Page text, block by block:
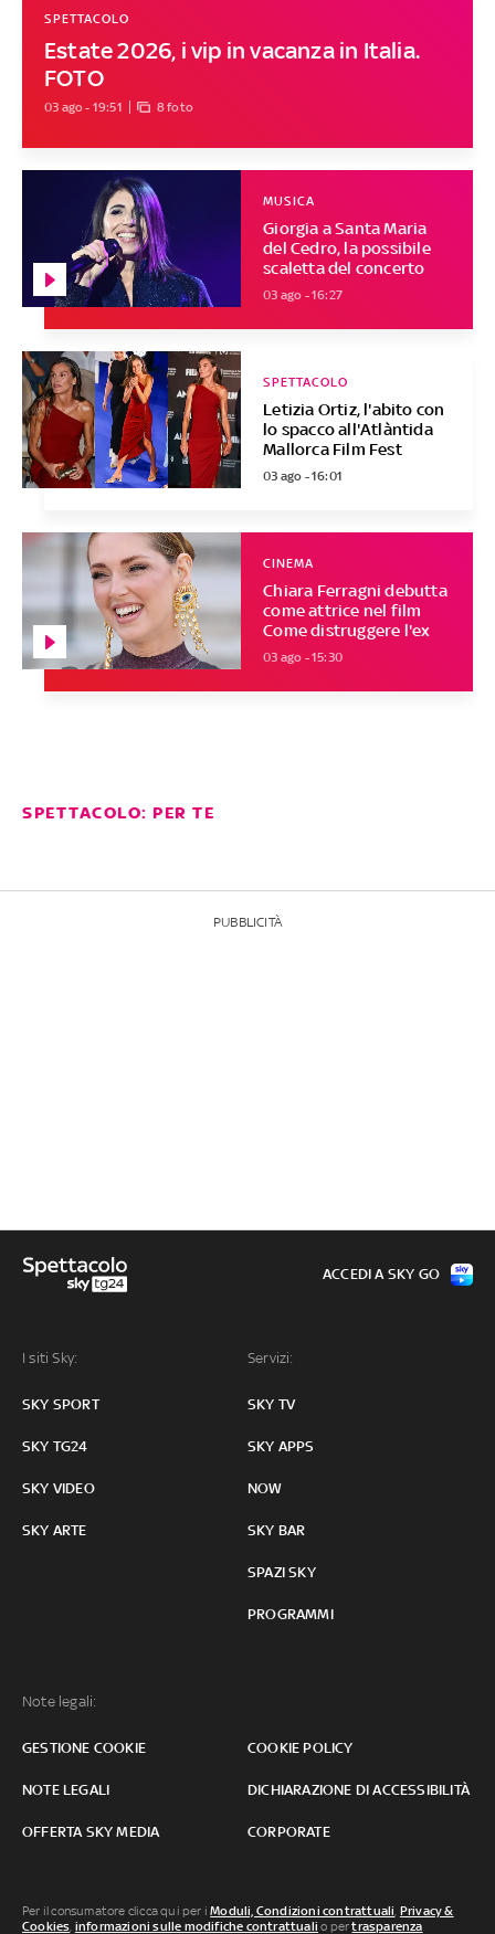
Estate 2026, i vip in vacanza in Italia.
FOTO
SPETTACOLO
03 ago - 19:51 8 foto
Giorgia a Santa Maria
del Cedro, la possibile
scaletta del concerto
MUSICA
03 ago - 16:27
Letizia Ortiz, l'abito con
lo spacco all'Atlàntida
Mallorca Film Fest
SPETTACOLO
03 ago - 16:01
Chiara Ferragni debutta
come attrice nel film
Come distruggere l'ex
CINEMA
03 ago - 15:30
SPETTACOLO: PER TE
PUBBLICITÀ
I siti Sky:
SKY SPORT
SKY TG24
SKY VIDEO
SKY ARTE
Servizi:
SKY TV
SKY APPS
NOW
SKY BAR
SPAZI SKY
PROGRAMMI
Note legali:
GESTIONE COOKIE COOKIE POLICY
NOTE LEGALI DICHIARAZIONE DI ACCESSIBILITÀ
OFFERTA SKY MEDIA CORPORATE
ACCEDI A SKY GO
Per il consumatore clicca qui per iModuli, Condizioni contrattuali, Privacy &
Cookies, informazioni sulle modifiche contrattuali o pertrasparenza